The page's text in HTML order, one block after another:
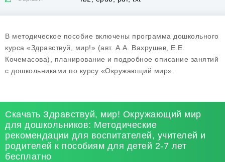
В методическое пособие включены программа дошкольного
курса «Здравствуй, мир!» (авт. А.А. Вахрушев, Е.Е.
Кочемасова), планирование и подробное описание занятий
с дошкольниками по курсу «Окружающий мир».
Скачать Здравствуй, мир! Окружающий мир
для дошкольников: Методические
рекомендации для воспитателей, учителей и
родителей к пособиям для детей 2-7 лет
бесплатно